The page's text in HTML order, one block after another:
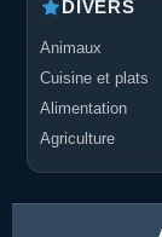
DIVERS
Animaux
Cuisine et plats
Alimentation
Agriculture